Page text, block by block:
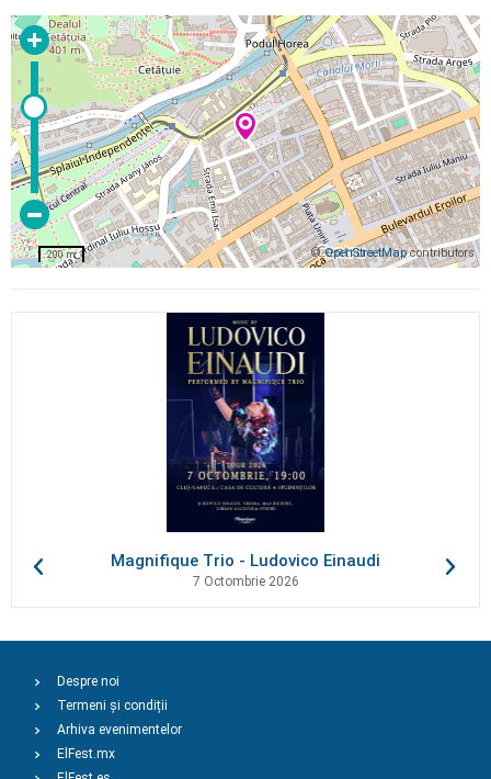
©OpenStreetMapcontributors
200 m
Magnifique Trio - Ludovico Einaudi
7 Octombrie 2026
Despre noi
Termeni și condiții
Arhiva evenimentelor
ElFest.mx